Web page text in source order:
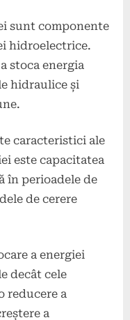
sunt componente
hidroelectrice.
stoca energia
hidraulice și
caracteristici ale
este capacitatea
în perioadele de
de cerere
a energiei
decât cele
reducere a
a